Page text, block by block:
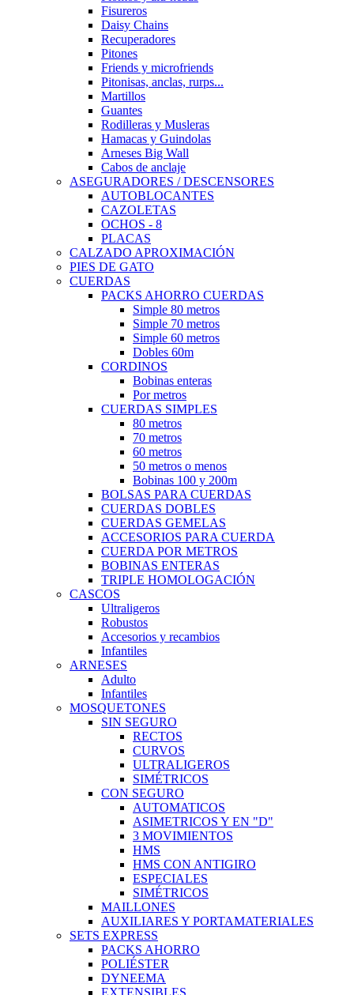
Fisureros
Daisy Chains
Recuperadores
Pitones
Friends y microfriends
Pitonisas, anclas, rurps...
Martillos
Guantes
Rodilleras y Musleras
Hamacas y Guindolas
Arneses Big Wall
Cabos de anclaje
ASEGURADORES / DESCENSORES
AUTOBLOCANTES
CAZOLETAS
OCHOS - 8
PLACAS
CALZADO APROXIMACIÓN
PIES DE GATO
CUERDAS
PACKS AHORRO CUERDAS
Simple 80 metros
Simple 70 metros
Simple 60 metros
Dobles 60m
CORDINOS
Bobinas enteras
Por metros
CUERDAS SIMPLES
80 metros
70 metros
60 metros
50 metros o menos
Bobinas 100 y 200m
BOLSAS PARA CUERDAS
CUERDAS DOBLES
CUERDAS GEMELAS
ACCESORIOS PARA CUERDA
CUERDA POR METROS
BOBINAS ENTERAS
TRIPLE HOMOLOGACIÓN
CASCOS
Ultraligeros
Robustos
Accesorios y recambios
Infantiles
ARNESES
Adulto
Infantiles
MOSQUETONES
SIN SEGURO
RECTOS
CURVOS
ULTRALIGEROS
SIMÉTRICOS
CON SEGURO
AUTOMATICOS
ASIMETRICOS Y EN "D"
3 MOVIMIENTOS
HMS
HMS CON ANTIGIRO
ESPECIALES
SIMÉTRICOS
MAILLONES
AUXILIARES Y PORTAMATERIALES
SETS EXPRESS
PACKS AHORRO
POLIÉSTER
DYNEEMA
EXTENSIBLES